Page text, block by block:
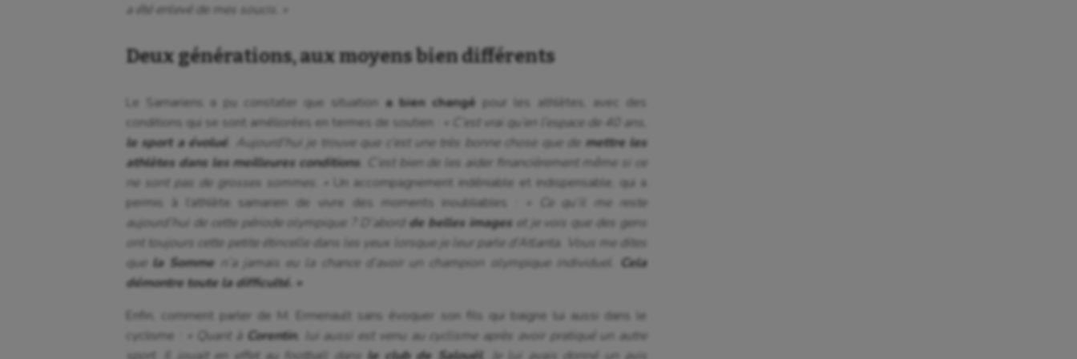
a été enlevé de mes soucis. »
Deux générations, aux moyens bien différents
Le Samariens a pu constater que situation a bien changé pour les athlètes, avec des
conditions qui se sont améliorées en termes de soutien :
« C’est vrai qu’en l’espace de 40 ans,
le sport a évolué . Aujourd’hui je trouve que c’est une très bonne chose que de mettre les
athlètes dans les meilleures conditions. C’est bien de les aider financièrement même si ce
ne sont pas de grosses sommes. »
Un accompagnement indéniable et indispensable, qui a
permis à l’athlète samarien de vivre des moments inoubliables :
« Ce qu’il me reste
aujourd’hui de cette période olympique ? D’abord de belles imageset je vois que des gens
ont toujours cette petite étincelle dans les yeux lorsque je leur parle d’Atlanta. Vous me dites
que la Somme n’a jamais eu la chance d’avoir un champion olympique individuel. Cela
démontre toute la difficulté. »
Enfin, comment parler de M. Ermenault sans évoquer son fils qui baigne lui aussi dans le
cyclisme :
« Quant à Corentin, lui aussi est venu au cyclisme après avoir pratiqué un autre